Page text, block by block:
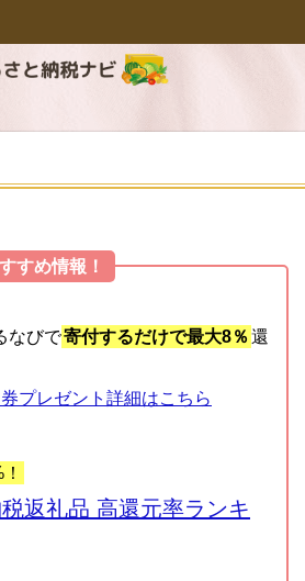
すめ情報！
なびで寄付するだけで最大8％ 還
プレゼント詳細はこちら
返礼品 高還元率ランキ